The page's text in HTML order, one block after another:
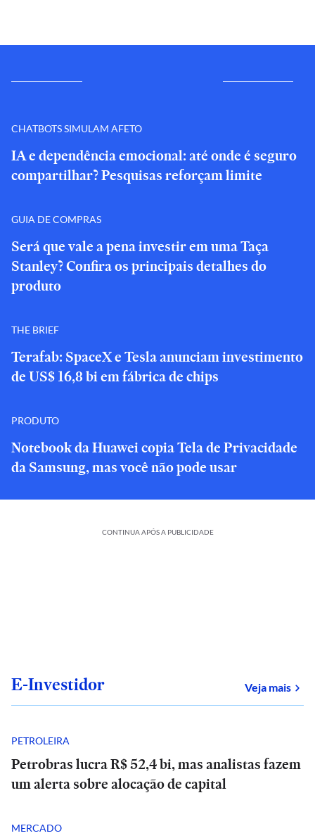
CHATBOTS SIMULAM AFETO
IA e dependência emocional: até onde é seguro
compartilhar? Pesquisas reforçam limite
GUIA DE COMPRAS
Será que vale a pena investir em uma Taça
Stanley? Confira os principais detalhes do
produto
THE BRIEF
Terafab: SpaceX e Tesla anunciam investimento
de US$ 16,8 bi em fábrica de chips
PRODUTO
Notebook da Huawei copia Tela de Privacidade
da Samsung, mas você não pode usar
CONTINUA APÓS A PUBLICIDADE
E-Investidor Veja mais
PETROLEIRA
Petrobras lucra R$ 52,4 bi, mas analistas fazem
um alerta sobre alocação de capital
MERCADO